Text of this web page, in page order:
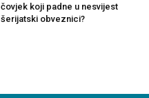
čovjek koji padne u nesvijest
šerijatski obveznici?